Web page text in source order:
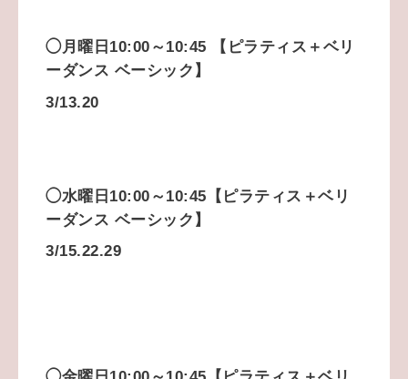
◯月曜日10:00～10:45 【ピラティス＋ ベリ
ーダンス ベーシック】
3/13.20
◯水曜日10:00～10:45【ピラティス＋ベリ
ーダンス ベーシック】
3/15.22.29